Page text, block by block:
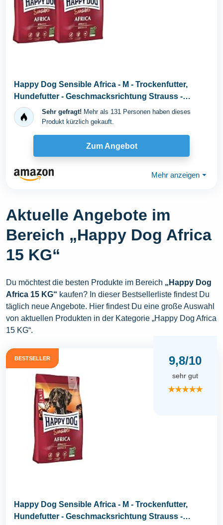
Happy Dog Sensible Africa - M - Trockenfutter,
Hundefutter - Geschmacksrichtung Strauss -
2x12,5kgSehr gefragt! Mehr als 131 Personen haben dieses
Produkt kürzlich gekauft.
Zum Angebot
Mehr anzeigen ⏷
Aktuelle Angebote im
Bereich „Happy Dog Africa
15 KG“
Du möchtest die besten Produkte im Bereich „Happy Dog
Africa 15 KG“ kaufen? In dieser Bestsellerliste findest Du
täglich neue Angebote. Hier findest Du eine große Auswahl
von aktuellen Produkten in der Kategorie „Happy Dog Africa
15 KG“.
BESTSELLER 9,8/10
sehr gut
★★★★★
Happy Dog Sensible Africa - M - Trockenfutter,
Hundefutter - Geschmacksrichtung Strauss -